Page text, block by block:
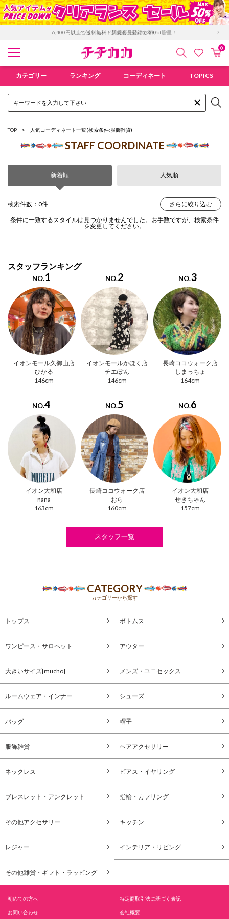
6,400円以上で送料無料！新規会員登録で300pt贈呈！
クレジットカード情報再登録のお願い
検索 お気にカ
0
カテゴリー ランキング コーディネート TOPICS
TOP 人気コーディネート一覧(検索条件:服飾雑貨)
STAFF COORDINATE
新着順 人気順
検索件数：0件 さらに絞り込む
条件に一致するスタイルは見つかりませんでした。お手数ですが、検索条件
を変更してください。
スタッフランキング
NO.1
イオンモール久御山店
ひかる
146cm
NO.2
イオンモールかほく店
チエぽん
146cm
NO.3
長崎ココウォーク店
しまっちょ
164cm
NO.4
イオン大和店
nana
163cm
NO.5
長崎ココウォーク店
おら
160cm
NO.6
イオン大和店
せきちゃん
157cm
スタッフ一覧
CATEGORY
カテゴリーから探す
トップス ボトムス
ワンピース・サロペット アウター
大きいサイズ[mucho] メンズ・ユニセックス
ルームウェア・インナー シューズ
バッグ 帽子
服飾雑貨 ヘアアクセサリー
ネックレス ピアス・イヤリング
ブレスレット・アンクレット 指輪・カフリング
その他アクセサリー キッチン
レジャー インテリア・リビング
その他雑貨・ギフト・ラッピング
初めての方へ 特定商取引法に基づく表記
お問い合わせ 会社概要